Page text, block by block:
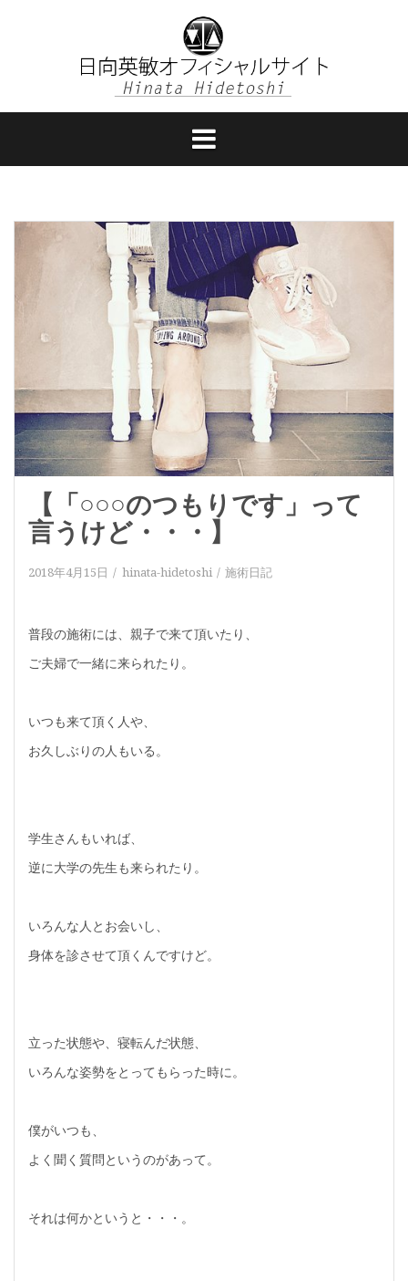
へ
ッ
【「○○○のつもりです」って
言うけど・・・】
2018年4月15日 hinata-hidetoshi 施術日記
普段の施術には、親子で来て頂いたり、
ご夫婦で一緒に来られたり。
いつも来て頂く人や、
お久しぶりの人もいる。
学生さんもいれば、
逆に大学の先生も来られたり。
いろんな人とお会いし、
身体を診させて頂くんですけど。
立った状態や、寝転んだ状態、
いろんな姿勢をとってもらった時に。
僕がいつも、
よく聞く質問というのがあって。
それは何かというと・・・。